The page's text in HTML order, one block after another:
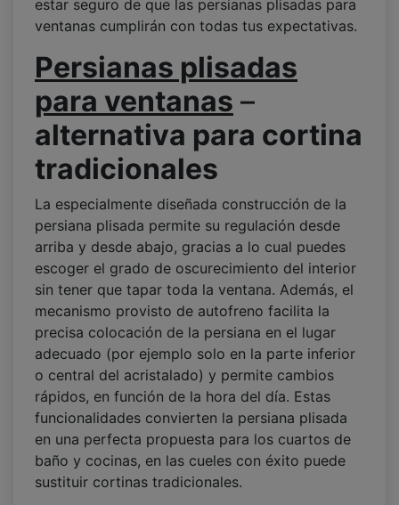
estar seguro de que las persianas plisadas para
ventanas cumplirán con todas tus expectativas.
Persianas plisadas
para ventanas –
alternativa para cortina
tradicionales
La especialmente diseñada construcción de la
persiana plisada permite su regulación desde
arriba y desde abajo, gracias a lo cual puedes
escoger el grado de oscurecimiento del interior
sin tener que tapar toda la ventana. Además, el
mecanismo provisto de autofreno facilita la
precisa colocación de la persiana en el lugar
adecuado (por ejemplo solo en la parte inferior
o central del acristalado) y permite cambios
rápidos, en función de la hora del día. Estas
funcionalidades convierten la persiana plisada
en una perfecta propuesta para los cuartos de
baño y cocinas, en las cueles con éxito puede
sustituir cortinas tradicionales.